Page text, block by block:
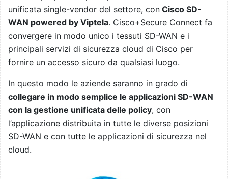
unificata single-vendor del settore, con Cisco SD-
WAN powered by Viptela. Cisco+Secure Connect fa
convergere in modo unico i tessuti SD-WAN e i
principali servizi di sicurezza cloud di Cisco per
fornire un accesso sicuro da qualsiasi luogo.
In questo modo le aziende saranno in grado di
collegare in modo semplice le applicazioni SD-WAN
con la gestione unificata delle policy, con
l’applicazione distribuita in tutte le diverse posizioni
SD-WAN e con tutte le applicazioni di sicurezza nel
cloud.